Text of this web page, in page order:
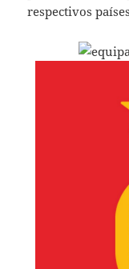
respectivos